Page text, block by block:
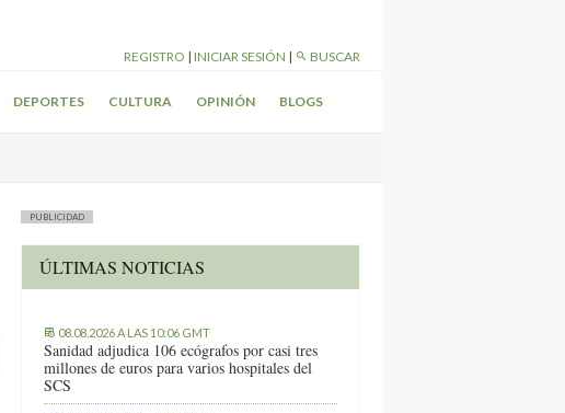
REGISTRO | INICIAR SESIÓN | BUSCAR
DEPORTES CULTURA OPINIÓN BLOGS
PUBLICIDAD
ÚLTIMAS NOTICIAS
08.08.2026 A LAS 10:06 GMT
Sanidad adjudica 106 ecógrafos por casi tres
millones de euros para varios hospitales del
SCS